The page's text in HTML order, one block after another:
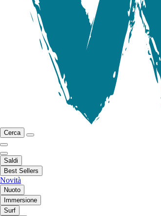
Cerca
Saldi
Best Sellers
Novità
Nuoto
Immersione
Surf